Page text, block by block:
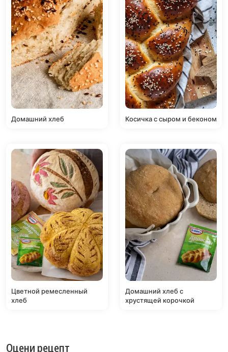
Домашний хлеб Косичка с сыром и беконом
Цветной ремесленный
хлеб
Домашний хлеб с
хрустящей корочкой
Оцени рецепт